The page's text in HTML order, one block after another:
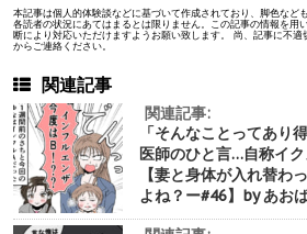
本記事は個人的体験談などに基づいて作成されており、脚色など
各読者の状況にあてはまるとは限りません。この記事の情報を用
断により対応いただけますようお願い致します。 尚、記事に不適
からご連絡ください。
関連記事
関連記事:
「そんなことってあり
医師のひと言…自称イ
【妻と身体が入れ替わ
よね？ー#46】by あお